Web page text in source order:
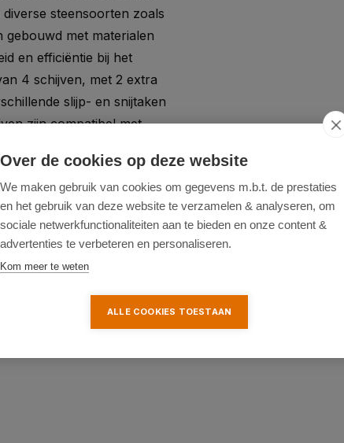
steensoorten zoals
met materialen
en efficiëntie bij het
4 schijven, met 2 extra
slijp- en snijtaken
zijn compatibel met
en betrouwbaar te
een waardevolle
Over de cookies op deze website
We maken gebruik van cookies om gegevens m.b.t. de prestaties
en het gebruik van deze website te verzamelen & analyseren, om
sociale netwerkfunctionaliteiten aan te bieden en onze content &
advertenties te verbeteren en personaliseren.
Kom meer te weten
ALLE COOKIES TOESTAAN